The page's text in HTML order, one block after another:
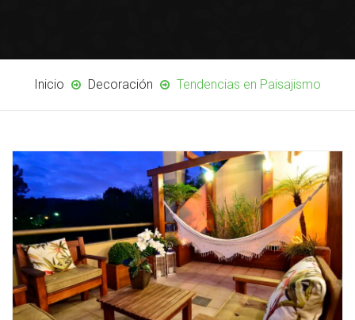
Inicio Decoración Tendencias en Paisajismo